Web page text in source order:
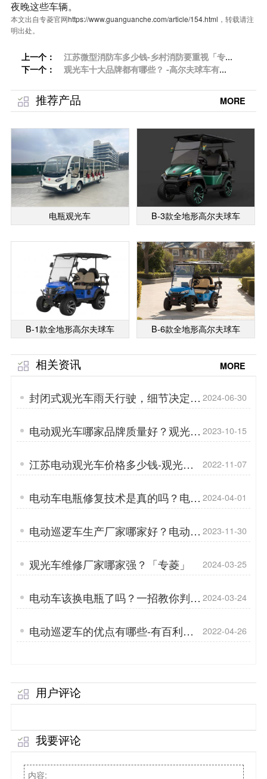
夜晚这些车辆。
本文出自专菱官网https://www.guanguanche.com/article/154.html ，转载请注
明出处。
上一个：
江苏微型消防车多少钱-乡村消防要重视「专
菱」
下一个：
观光车十大品牌都有哪些？ -高尔夫球车有什
推荐产品 MORE
电瓶观光车 B-3款全地形高尔夫球车
B-1款全地形高尔夫球车 B-6款全地形高尔夫球车
相关资讯 MORE
封闭式观光车雨天行驶，细节决定舒
适与安全「专菱」
2024-06-30
电动观光车哪家品牌质量好？观光车
前伸车头设计的好处？「专菱」
2023-10-15
江苏电动观光车价格多少钱-观光车
可以改装吗「专菱」
2022-11-07
电动车电瓶修复技术是真的吗？电瓶
修复和电瓶更换哪个更省钱？「专
菱」
2024-04-01
电动巡逻车生产厂家哪家好？电动巡
逻车延长使用寿命的方法
2023-11-30
观光车维修厂家哪家强？「专菱」 2024-03-25
电动车该换电瓶了吗？一招教你判
断！（电动巡逻车）「专菱」
2024-03-24
电动巡逻车的优点有哪些-有百利而
无一害「专菱」
2022-04-26
用户评论
我要评论